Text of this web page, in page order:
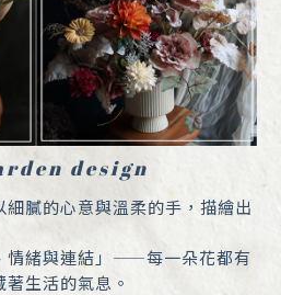
design
膩的心意與溫柔的手，描繪出
情緒與連結」——每一朵花都有
生活的氣息。